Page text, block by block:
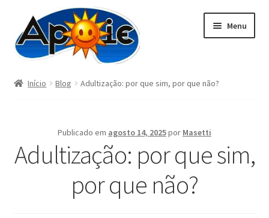
Pular
para
navegação
Pular
para
o
conteúdo
Menu
DOAÇÃO
Blog
Início Blog Adultização: por que sim, por que não?
Publicado em agosto 14, 2025por Masetti
Adultização: por que sim,
por que não?